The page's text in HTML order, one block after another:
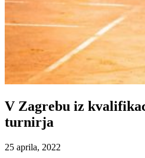
V Zagrebu iz
turnirja
25 aprila, 2022